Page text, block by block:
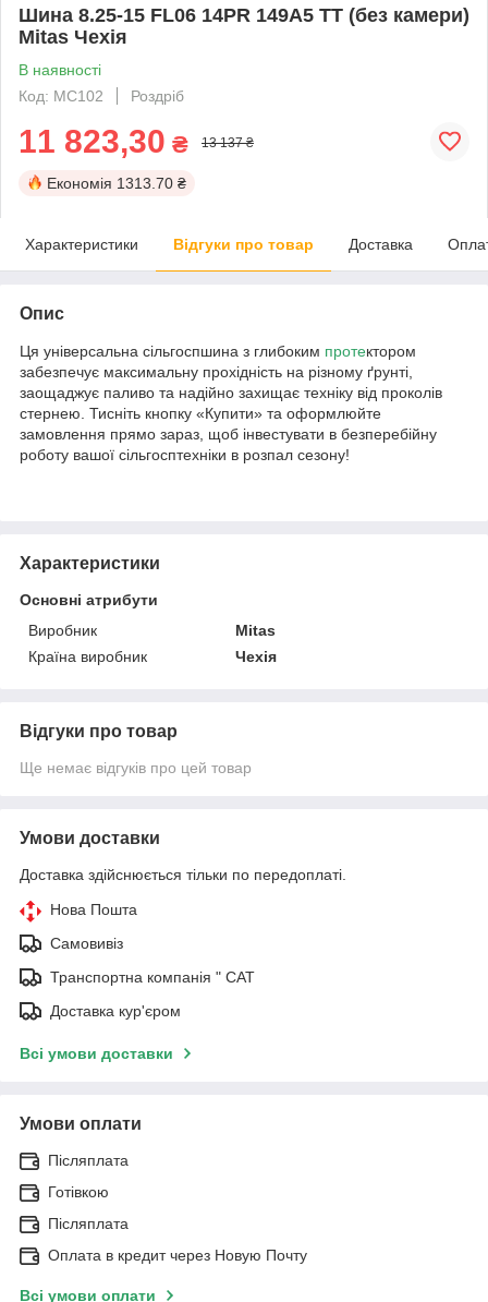
Шина 8.25-15 FL06 14PR 149A5 TT (без камери)
Mitas Чехія
В наявності
Код: MC102
Роздріб
11 823,30 ₴ 13 137 ₴
Економія 1313.70 ₴
Характеристики Відгуки про товар Доставка
Опис
Ця універсальна сільгоспшина з глибоким протектором
забезпечує максимальну прохідність на різному ґрунті,
заощаджує паливо та надійно захищає техніку від проколів
стернею. Тисніть кнопку «Купити» та оформлюйте
замовлення прямо зараз, щоб інвестувати в безперебійну
роботу вашої сільгосптехніки в розпал сезону!
Характеристики
Основні атрибути
Виробник
Mitas
Країна виробник
Чехія
Відгуки про товар
Ще немає відгуків про цей товар
Умови доставки
Доставка здійснюється тільки по передоплаті.
Нова Пошта
Самовивіз
Транспортна компанія " САТ
Доставка кур'єром
Всі умови доставки
Умови оплати
Післяплата
Готівкою
Післяплата
Оплата в кредит через Новую Почту
Всі умови оплати